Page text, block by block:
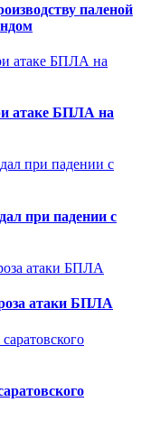
паленой
атаке БПЛА на
при падении с
атаки БПЛА